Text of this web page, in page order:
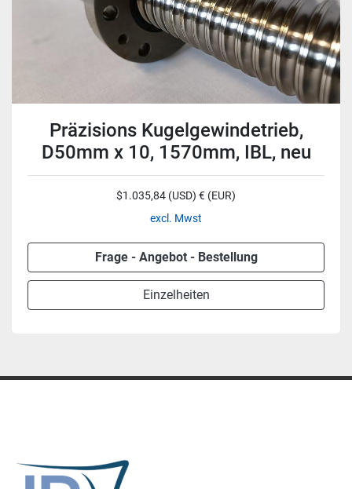
Präzisions Kugelgewindetrieb,
D50mm x 10, 1570mm, IBL, neu
$1.035,84 (USD) € (EUR)
excl. Mwst
Frage - Angebot - Bestellung
Einzelheiten